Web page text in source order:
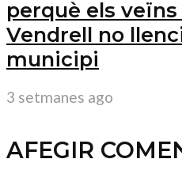
perquè els
Vendrell no
municipi
3 setmanes ago
AFEGIR